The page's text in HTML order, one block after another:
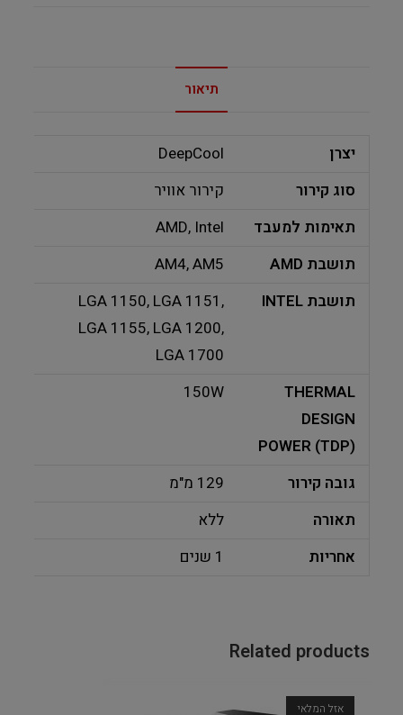
תיאור
יצרן
DeepCool
סוג קירור
קירור אוויר
תאימות למעבד
AMD, Intel
תושבת AMD
AM4, AM5
תושבת INTEL
LGA 1150, LGA 1151,
LGA 1155, LGA 1200,
LGA 1700
THERMAL
DESIGN
POWER (TDP)
150W
גובה קירור
129 מ"מ
תאורה
ללא
אחריות
1 שנים
Related products
אזל המלאי